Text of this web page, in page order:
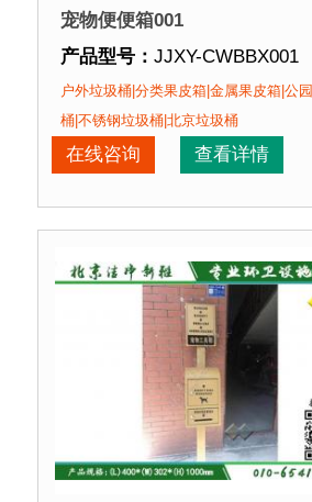
宠物便便箱001
产品型号： JJXY-CWBBX001
产品规格：
产品材质：钢板喷塑
产品周期：现货产品 即拍即发
产品特点：
1、环保材质，不
户外垃圾桶|分类果皮箱|金属果皮箱|公
桶|不锈钢垃圾桶|北京垃圾桶
在线咨询 查看详情